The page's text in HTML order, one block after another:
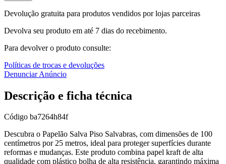
Devolução gratuita para produtos vendidos por lojas parceiras
Devolva seu produto em até 7 dias do recebimento.
Para devolver o produto consulte:
Políticas de trocas e devoluções
Denunciar Anúncio
Descrição e ficha técnica
Código ba7264h84f
Descubra o Papelão Salva Piso Salvabras, com dimensões de 100
centímetros por 25 metros, ideal para proteger superfícies durante
reformas e mudanças. Este produto combina papel kraft de alta
qualidade com plástico bolha de alta resistência, garantindo máxima